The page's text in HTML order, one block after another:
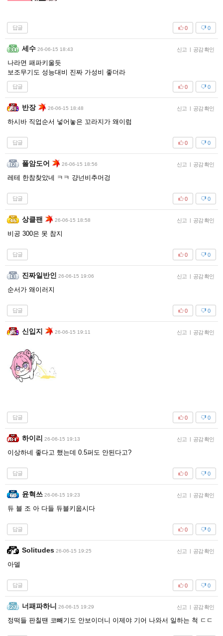
답글 0
0
세수 26-06-15 18:43 신고 | 공감 확인
나라면 패파키울듯
보조무기도 성능대비 진짜 가성비 좋더라
답글 0
0
반장 26-06-15 18:48 신고 | 공감 확인
하시바 직업순서 넣어놓은 꼬라지가 왜이럼
답글 0
0
폴암도어 26-06-15 18:56 신고 | 공감 확인
레테 한참찾았네 ㅋㅋ 걍넌비추머겅
답글 0
0
상클팬 26-06-15 18:58 신고 | 공감 확인
비공 300은 못 참지
답글 0
0
진짜일반인 26-06-15 19:06 신고 | 공감 확인
순서가 왜이러지
답글 0
0
신입지 26-06-15 19:11 신고 | 공감 확인
답글 0
0
하이리 26-06-15 19:13 신고 | 공감 확인
이상하네 좋다고 했는데 0.5퍼도 안된다고?
답글 0
0
윤혁쓰 26-06-15 19:23 신고 | 공감 확인
듀 블 조 아 다들 듀블키웁시다
답글 0
0
Solitudes 26-06-15 19:25 신고 | 공감 확인
아델
답글 0
0
너패파하니 26-06-15 19:29 신고 | 공감 확인
정떡들 판칠땐 코빼기도 안보이더니 이제야 기어 나와서 일하는 척 ㄷㄷ